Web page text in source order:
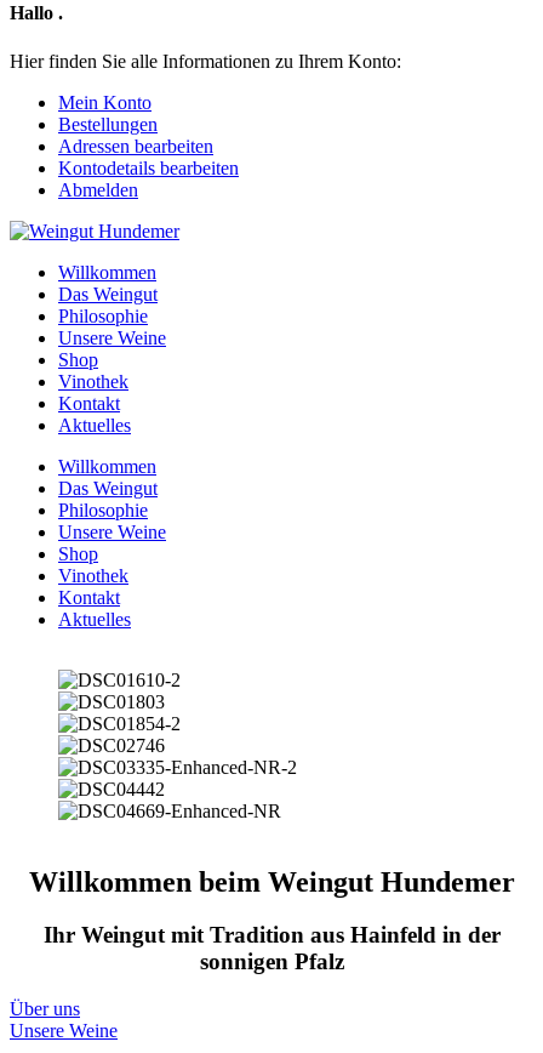
Hallo .
Hier finden Sie alle Informationen zu Ihrem Konto:
Mein Konto
Bestellungen
Adressen bearbeiten
Kontodetails bearbeiten
Abmelden
Willkommen
Das Weingut
Philosophie
Unsere Weine
Shop
Vinothek
Kontakt
Aktuelles
Willkommen
Das Weingut
Philosophie
Unsere Weine
Shop
Vinothek
Kontakt
Aktuelles
Weingut
Hundemer
Hainfeld
Pfalz
Willkommen beim Weingut Hundemer
Ihr Weingut mit Tradition aus Hainfeld in der
sonnigen Pfalz
Über uns
Unsere Weine